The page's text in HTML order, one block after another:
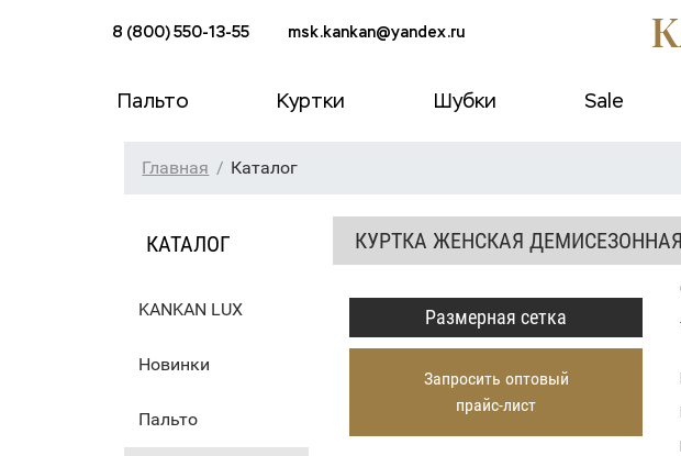
8 (800) 550-13-55 msk.kankan@yandex.ru
Пальто Куртки Шубки Sale
Главная Каталог
КАТАЛОГ
KANKAN LUX
Новинки
Пальто
КУРТКА ЖЕНСКАЯ
Размерная сетка
Запросить оптовый
прайс-лист